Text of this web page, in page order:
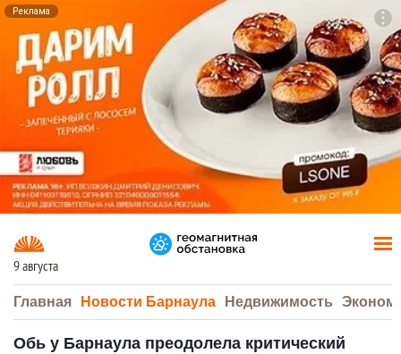
Реклама
9 августа
Главная Новости Барнаула Недвижимость
Обь у Барнаула преодолела критический